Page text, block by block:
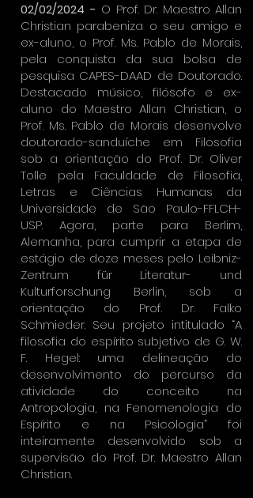
02/02/2024 - O Prof. Dr. Maestro Allan
Christian parabeniza o seu amigo e
ex-aluno, o Prof. Ms. Pablo de Morais,
pela conquista da sua bolsa de
pesquisa CAPES-DAAD de Doutorado.
Destacado músico, filósofo e ex-
aluno do Maestro Allan Christian, o
Prof. Ms. Pablo de Morais desenvolve
doutorado-sanduíche em Filosofia
sob a orientação do Prof. Dr. Oliver
Tolle pela Faculdade de Filosofia,
Letras e Ciências Humanas da
Universidade de São Paulo-FFLCH-
USP. Agora, parte para Berlim,
Alemanha, para cumprir a etapa de
estágio de doze meses pelo Leibniz-
Zentrum für Literatur- und
Kulturforschung Berlin, sob a
orientação do Prof. Dr. Falko
Schmieder. Seu projeto intitulado “A
filosofia do espírito subjetivo de G. W.
F. Hegel: uma delineação do
desenvolvimento do percurso da
atividade do conceito na
Antropologia, na Fenomenologia do
Espírito e na Psicologia” foi
inteiramente desenvolvido sob a
supervisão do Prof. Dr. Maestro Allan
Christian.